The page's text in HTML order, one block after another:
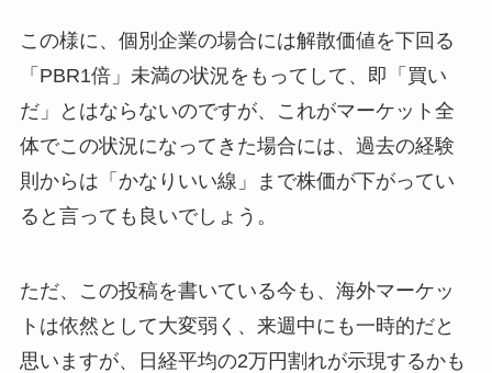
この様に、個別企業の場合には解散価値を下回る
「PBR1倍」未満の状況をもってして、即「買い
だ」とはならないのですが、これがマーケット全
体でこの状況になってきた場合には、過去の経験
則からは「かなりいい線」まで株価が下がってい
ると言っても良いでしょう。
ただ、この投稿を書いている今も、海外マーケッ
トは依然として大変弱く、来週中にも一時的だと
思いますが、日経平均の2万円割れが示現するかも